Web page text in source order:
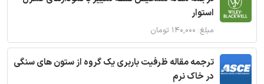
استوار
مبلغ: ۱۴۰,۰۰۰ تومان
ترجمه مقاله ظرفیت باربری یک گروه از ستون های سنگی
در خاک نرم